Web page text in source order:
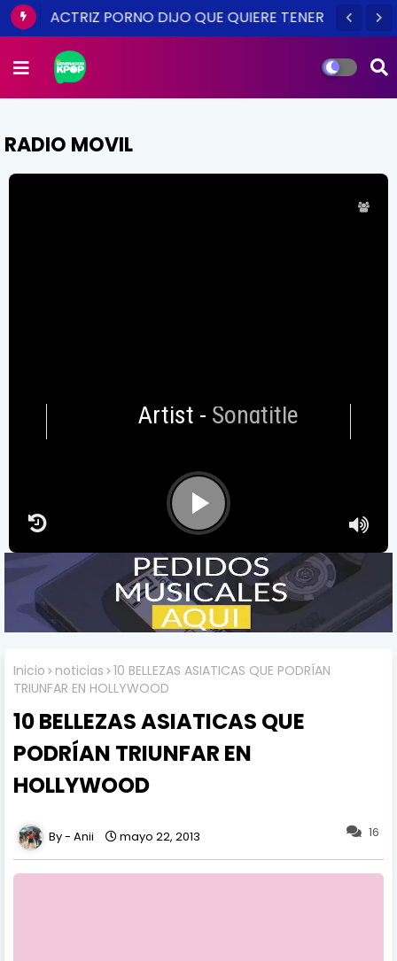
ACTRIZ PORNO DIJO QUE QUIERE TENER
IDOLS KPOP
RADIO MOVIL
-Songtitle
Inicio noticias 10 BELLEZAS ASIATICAS QUE PODRÍAN
TRIUNFAR EN HOLLYWOOD
10 BELLEZAS ASIATICAS QUE
PODRÍAN TRIUNFAR EN
HOLLYWOOD
16
Anii mayo 22, 2013